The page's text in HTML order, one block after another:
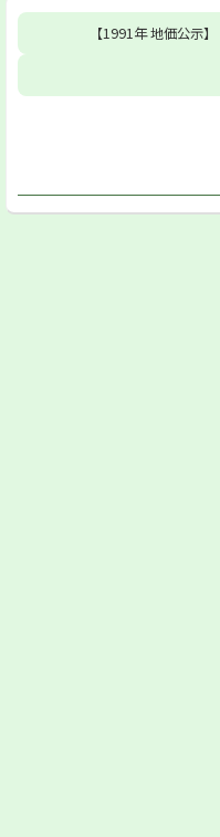
【1991年 地価公示】